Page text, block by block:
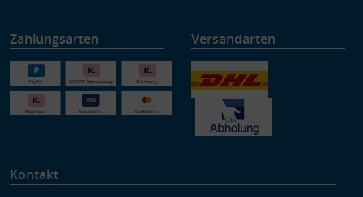
Zahlungsarten Versandarten
Kontakt